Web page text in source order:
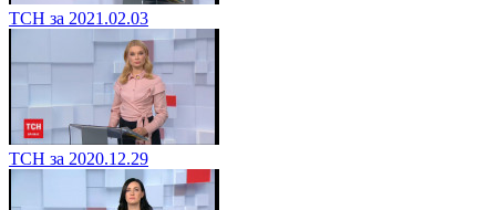
ТСН за 2021.02.03
ТСН за 2020.12.29